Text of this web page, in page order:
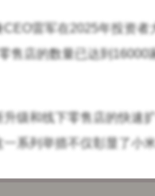
雷军在2025年投资
售店的数量已达到16000
升级和线下零售店的快速
系列举措不仅彰显了小